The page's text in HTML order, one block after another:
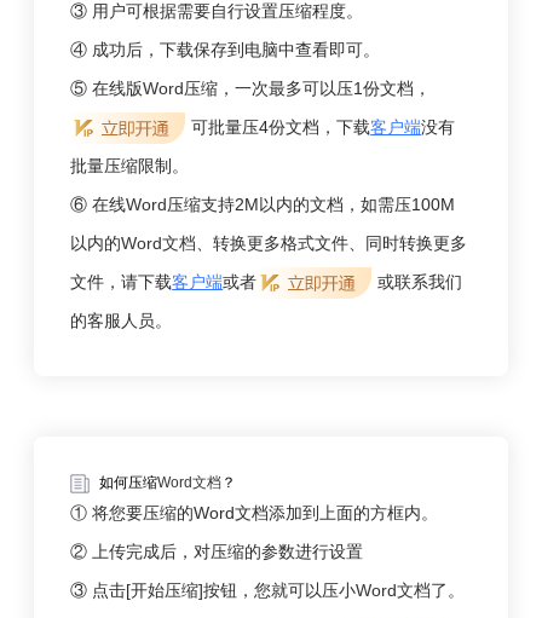
③ 用户可根据需要自行设置压缩程度。
④ 成功后，下载保存到电脑中查看即可。
⑤ 在线版Word压缩，一次最多可以压1份文档，
可批量压4份文档，下载客户端没有
批量压缩限制。
⑥ 在线Word压缩支持2M以内的文档，如需压100M
以内的Word文档 、转换更多格式文件、同时转换更多
文件，请下载客户端或者
或联系我们
的客服人员。
如何压缩Word文档 ？
① 将您要压缩的Word文档添加到上面的方框内。
② 上传完成后，对压缩的参数进行设置
③ 点击[开始压缩]按钮，您就可以压小Word文档了。